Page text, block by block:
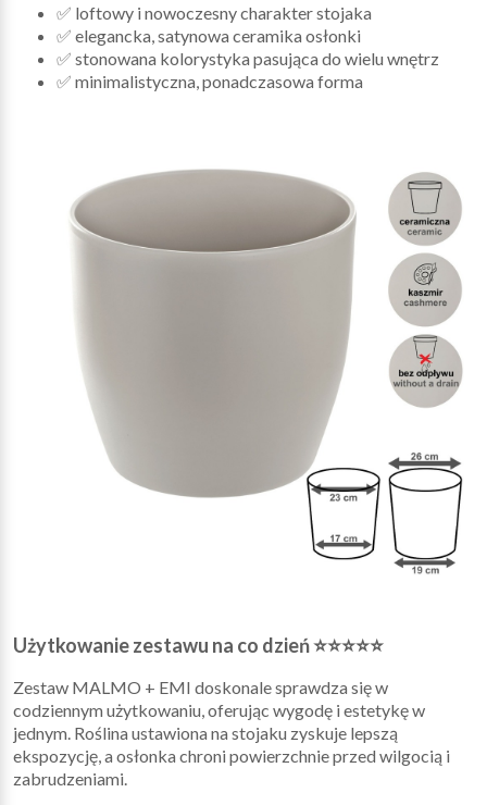
✅ loftowy i nowoczesny charakter stojaka
✅ elegancka, satynowa ceramika osłonki
✅ stonowana kolorystyka pasująca do wielu wnętrz
✅ minimalistyczna, ponadczasowa forma
Użytkowanie zestawu na co dzień ⭐⭐⭐⭐⭐
Zestaw MALMO + EMI doskonale sprawdza się w
codziennym użytkowaniu, oferując wygodę i estetykę w
jednym. Roślina ustawiona na stojaku zyskuje lepszą
ekspozycję, a osłonka chroni powierzchnie przed wilgocią i
zabrudzeniami.